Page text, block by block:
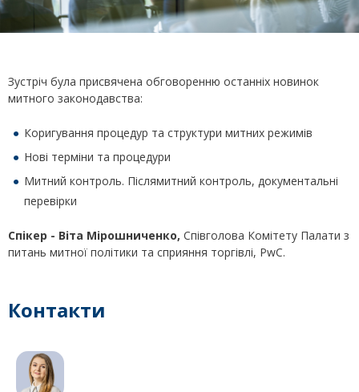
Зустріч була присвячена обговоренню останніх новинок
митного законодавства:
Коригування процедур та структури митних режимів
Нові терміни та процедури
Митний контроль. Післямитний контроль, документальні
перевірки
Спікер - Віта Мірошниченко, Співголова Комітету Палати з
питань митної політики та сприяння торгівлі, PwC.
Контакти